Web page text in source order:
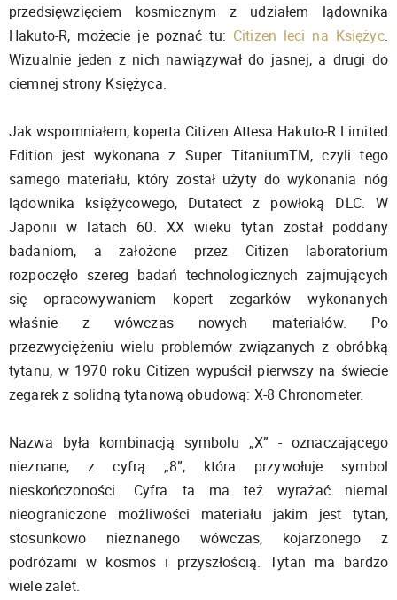
przedsięwzięciem kosmicznym z udziałem lądownika
Hakuto-R, możecie je poznać tu: Citizen leci na Księżyc.
Wizualnie jeden z nich nawiązywał do jasnej, a drugi do
ciemnej strony Księżyca.
Jak wspomniałem, koperta Citizen Attesa Hakuto-R Limited
Edition jest wykonana z Super TitaniumTM, czyli tego
samego materiału, który został użyty do wykonania nóg
lądownika księżycowego, Dutatect z powłoką DLC. W
Japonii w latach 60. XX wieku tytan został poddany
badaniom, a założone przez Citizen laboratorium
rozpoczęło szereg badań technologicznych zajmujących
się opracowywaniem kopert zegarków wykonanych
właśnie z wówczas nowych materiałów. Po
przezwyciężeniu wielu problemów związanych z obróbką
tytanu, w 1970 roku Citizen wypuścił pierwszy na świecie
zegarek z solidną tytanową obudową: X-8 Chronometer.
Nazwa była kombinacją symbolu „X” - oznaczającego
nieznane, z cyfrą „8”, która przywołuje symbol
nieskończoności. Cyfra ta ma też wyrażać niemal
nieograniczone możliwości materiału jakim jest tytan,
stosunkowo nieznanego wówczas, kojarzonego z
podróżami w kosmos i przyszłością. Tytan ma bardzo
wiele zalet.